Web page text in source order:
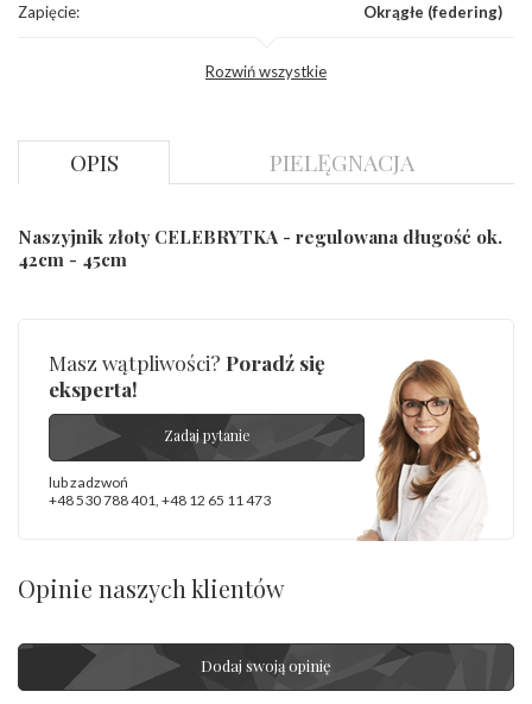
Zapięcie: Okrągłe (federing)
Bezpieczeństwo
Nie nadaje się dla dzieci w wieku poniżej 3 lat
Elementy w wyrobie wykonane z białego złota
Rozwiń wszystkie
OPIS PIELĘGNACJA
Naszyjnik złoty CELEBRYTKA - regulowana długość ok.
42cm - 45cm
Masz wątpliwości? Poradź się
eksperta!
Zadaj pytanie
lub zadzwoń
+48 530 788 401, +48 12 65 11 473
Opinie naszych klientów
Dodaj swoją opinię